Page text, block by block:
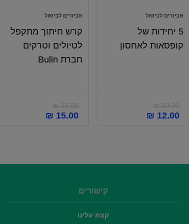
אביזרים לבישול
5 יחידות של
קופסאות לאחסון
₪20.00
₪ 12.00
אביזרים לבישול
קרש חיתוך מתקפל
לטיולים וטרקים
חברת Bulin
₪25.00
₪ 15.00
קישורים
קצת עלינו